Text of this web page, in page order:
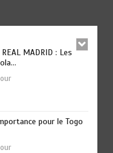
REAL MADRID : Les
pour le Togo